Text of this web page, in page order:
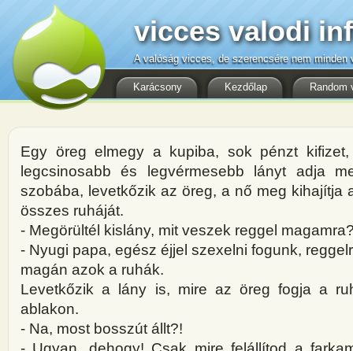
Karácsony Kezdőlap Random
vicces valodi
A valóság vicces, de szerencsére nem minden
Egy öreg elmegy a kupiba, sok pénzt
legcsinosabb és legvérmesebb lányt adja
szobába, levetkőzik az öreg, a nő meg kihajítja
összes ruháját.
- Megörültél kislány, mit veszek reggel
- Nyugi papa, egész éjjel szexelni fogunk,
magán azok a ruhák.
Levetkőzik a lány is, mire az öreg fogja a
ablakon.
- Na, most bosszút állt?!